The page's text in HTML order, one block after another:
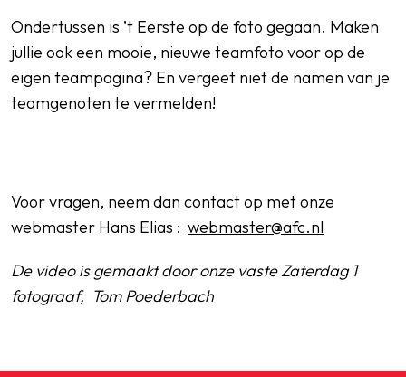
Ondertussen is ’t Eerste op de foto gegaan. Maken
jullie ook een mooie, nieuwe teamfoto voor op de
eigen teampagina? En vergeet niet de namen van je
teamgenoten te vermelden!
Voor vragen, neem dan contact op met onze
webmaster Hans Elias : webmaster@afc.nl
De video is gemaakt door onze vaste Zaterdag 1
fotograaf, Tom Poederbach